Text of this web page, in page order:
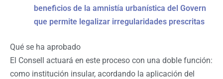
beneficios de la amnistía urbanística del Govern
que permite legalizar irregularidades prescritas
Qué se ha aprobado
El Consell actuará en este proceso con una doble función:
como institución insular, acordando la aplicación del